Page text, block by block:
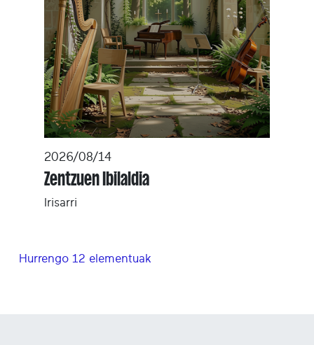
2026/08/14
Zentzuen Ibilaldia
Irisarri
Hurrengo 12 elementuak